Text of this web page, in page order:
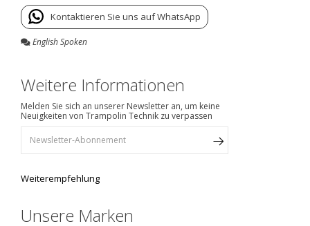
Kontaktieren Sie uns auf WhatsApp
English Spoken
Weitere Informationen
Melden Sie sich an unserer Newsletter an, um keine
Neuigkeiten von Trampolin Technik zu verpassen
Weiterempfehlung
Unsere Marken